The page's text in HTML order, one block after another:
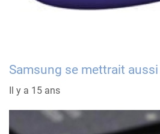
Samsung se mettrait aussi
Il y a 15 ans